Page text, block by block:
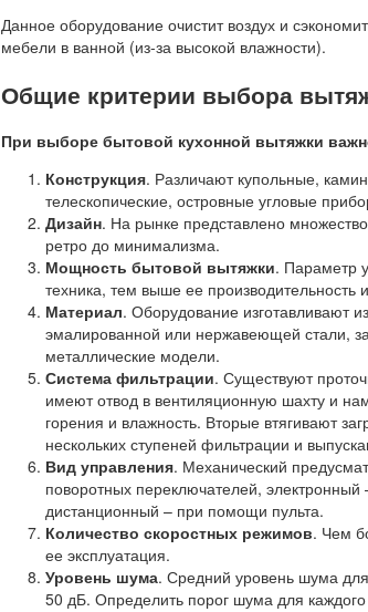
Данное оборудование очистит воздух и
мебели в ванной (из-за высокой влажности).
Общие критерии выбора
При выборе бытовой кухонной вытяжки
Конструкция. Различают купольные,
телескопические, островные угловые
Дизайн. На рынке представлено
ретро до минимализма.
Мощность бытовой вытяжки. Параметр
техника, тем выше ее производительность
Материал. Оборудование изготавливают
эмалированной или нержавеющей стали,
металлические модели.
Система фильтрации. Существуют
имеют отвод в вентиляционную шахту и
горения и влажность. Вторые втягивают
нескольких ступеней фильтрации и
Вид управления. Механический
поворотных переключателей,
дистанционный – при помощи пульта.
Количество скоростных режимов. Чем
ее эксплуатация.
Уровень шума. Средний уровень шума
50 дБ. Определить порог шума для